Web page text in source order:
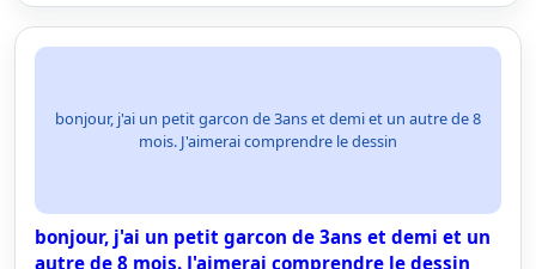
bonjour, j'ai un petit garcon de 3ans et demi et un autre de 8
mois. J'aimerai comprendre le dessin
bonjour, j'ai un petit garcon de 3ans et demi et un
autre de 8 mois. J'aimerai comprendre le dessin